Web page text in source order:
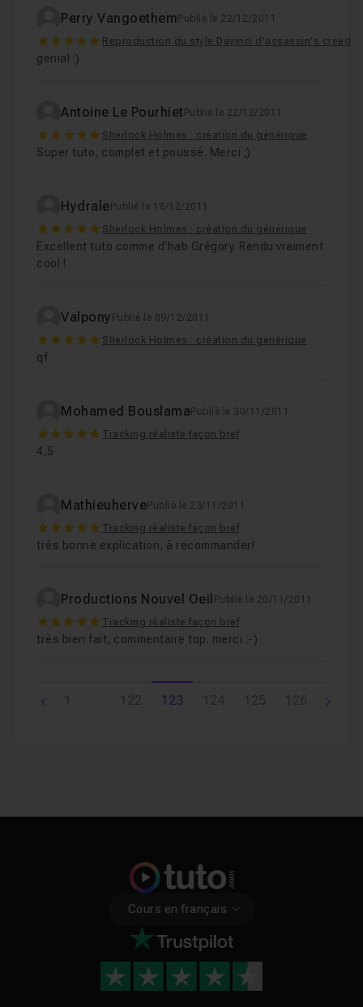
Perry Vangoethem Publié le 22/12/2011
5 Reproduction du style Davinci d'assassin's creed
genial :)
Antoine Le Pourhiet Publié le 22/12/2011
5 Sherlock Holmes : création du générique
Super tuto, complet et poussé. Merci ;)
Hydrale Publié le 18/12/2011
5 Sherlock Holmes : création du générique
Excellent tuto comme d'hab Grégory. Rendu vraiment
cool !
Valpony Publié le 09/12/2011
5 Sherlock Holmes : création du générique
qf
Mohamed Bouslama Publié le 30/11/2011
5 Tracking réaliste façon bref
4,5
MathieuhervePublié le 23/11/2011
5 Tracking réaliste façon bref
très bonne explication, à recommander!
Productions Nouvel Oeil Publié le 20/11/2011
5 Tracking réaliste façon bref
très bien fait, commentaire top. merci :-)
123
Cours en français